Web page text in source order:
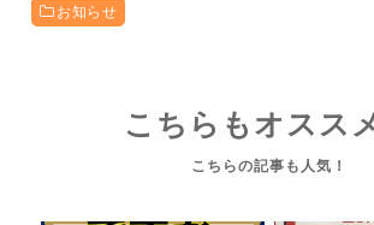
お知らせ
こちらもオスス